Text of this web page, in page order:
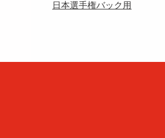
日本選手権バック用